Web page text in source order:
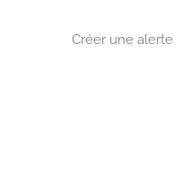
Créer une alerte